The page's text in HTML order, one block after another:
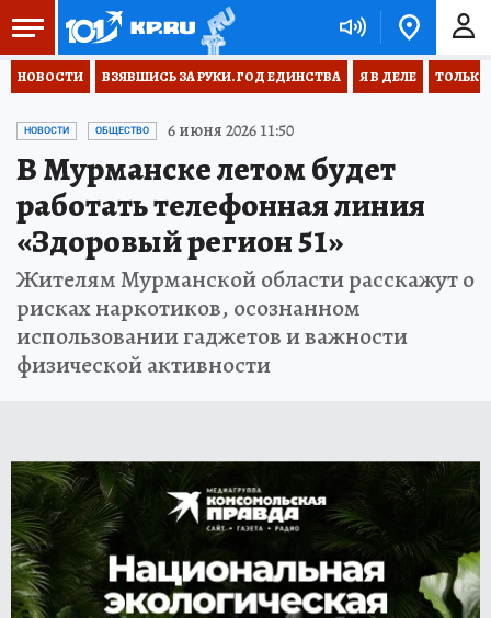
НОВОСТИ ВЗЯВШИСЬ ЗА РУКИ. ГОД ЕДИНСТВА Я В ДЕЛЕ ТОЛЬКО
НОВОСТИ ОБЩЕСТВО 6 июня 2026 11:50
В Мурманске летом будет
работать телефонная линия
«Здоровый регион 51»
Жителям Мурманской области расскажут о
рисках наркотиков, осознанном
использовании гаджетов и важности
физической активности